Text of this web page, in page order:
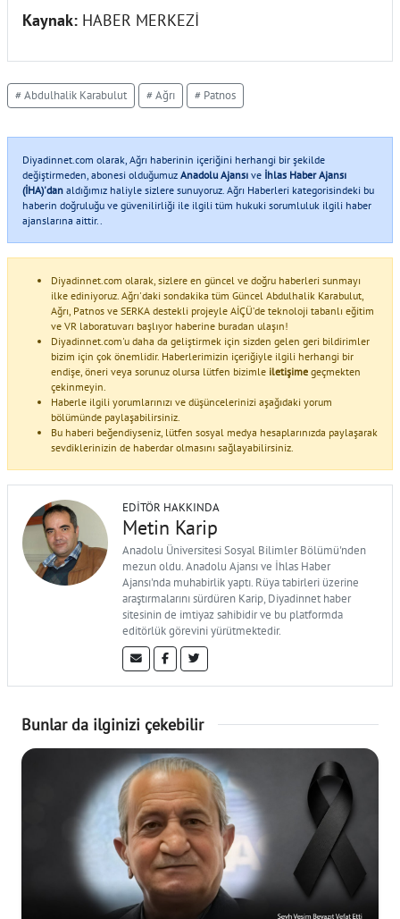
Kaynak: HABER MERKEZİ
# Abdulhalik Karabulut # Ağrı # Patnos
Diyadinnet.com olarak, Ağrı haberinin içeriğini herhangi bir şekilde
değiştirmeden, abonesi olduğumuz Anadolu Ajansı ve İhlas Haber Ajansı
(İHA)'dan aldığımız haliyle sizlere sunuyoruz. Ağrı Haberleri kategorisindeki bu
haberin doğruluğu ve güvenilirliği ile ilgili tüm hukuki sorumluluk ilgili haber
ajanslarına aittir..
Diyadinnet.com olarak, sizlere en güncel ve doğru haberleri sunmayı
ilke ediniyoruz. Ağrı'daki sondakika tüm Güncel Abdulhalik Karabulut,
Ağrı, Patnos ve SERKA destekli projeyle AİÇÜ’de teknoloji tabanlı eğitim
ve VR laboratuvarı başlıyor haberine buradan ulaşın!
Diyadinnet.com'u daha da geliştirmek için sizden gelen geri bildirimler
bizim için çok önemlidir. Haberlerimizin içeriğiyle ilgili herhangi bir
endişe, öneri veya sorunuz olursa lütfen bizimle iletişime geçmekten
çekinmeyin.
Haberle ilgili yorumlarınızı ve düşüncelerinizi aşağıdaki yorum
bölümünde paylaşabilirsiniz.
Bu haberi beğendiyseniz, lütfen sosyal medya hesaplarınızda paylaşarak
sevdiklerinizin de haberdar olmasını sağlayabilirsiniz.
EDITÖR HAKKINDA
Metin Karip
Anadolu Üniversitesi Sosyal Bilimler Bölümü'nden
mezun oldu. Anadolu Ajansı ve İhlas Haber
Ajansı'nda muhabirlik yaptı. Rüya tabirleri üzerine
araştırmalarını sürdüren Karip, Diyadinnet haber
sitesinin de imtiyaz sahibidir ve bu platformda
editörlük görevini yürütmektedir.
Bunlar da ilginizi çekebilir